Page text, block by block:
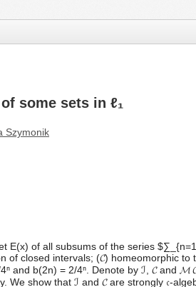
some sets in ℓ₁
Szymonik
E(x) of all subsums of the series
of closed intervals; (𝓒) homeomorphic
and b(2n) = 2/4ⁿ. Denote by ℐ, 𝓒 and 𝓜
show that ℐ and 𝓒 are strongly 𝔠-